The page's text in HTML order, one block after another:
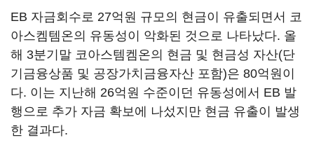
EB 자금회수로 27억원 규모의 현금이 유출되면서 코
아스켐템온의 유동성이 악화된 것으로 나타났다. 올
해 3분기말 코아스템켐온의 현금 및 현금성 자산(단
기금융상품 및 공장가치금융자산 포함)은 80억원이
다. 이는 지난해 26억원 수준이던 유동성에서 EB 발
행으로 추가 자금 확보에 나섰지만 현금 유출이 발생
한 결과다.